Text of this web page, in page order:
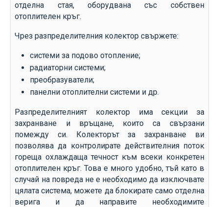
отделна стая, оборудвана със собствен
отоплителен кръг.
Чрез разпределителния колектор свържете:
системи за подово отопление;
радиаторни системи;
преобразуватели;
панелни отоплителни системи и др.
Разпределителният колектор има секции за
захранване и връщане, които са свързани
помежду си. Колекторът за захранване ви
позволява да контролирате действителния поток
гореща охлаждаща течност към всеки конкретен
отоплителен кръг. Това е много удобно, тъй като в
случай на повреда не е необходимо да изключвате
цялата система, можете да блокирате само отделна
верига и да направите необходимите